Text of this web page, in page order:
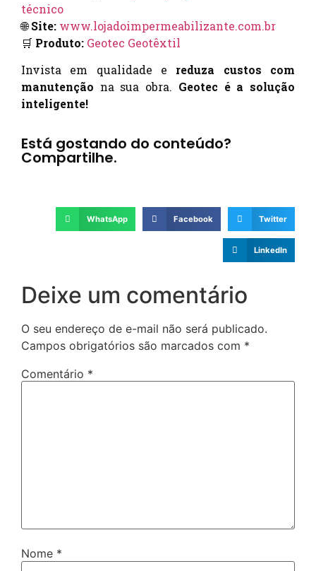
técnico
🌐Site: www.lojadoimpermeabilizante.com.br
🛒 Produto: Geotec Geotêxtil
Invista em qualidade e reduza custos com
manutenção na sua obra. Geotec é a solução
inteligente!
Está gostando do conteúdo?
Compartilhe.
WhatsApp Facebook Twitter
LinkedIn
Deixe um comentário
O seu endereço de e-mail não será publicado.
Campos obrigatórios são marcados com *
Comentário *
Nome *